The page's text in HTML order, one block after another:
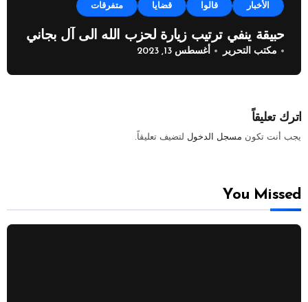
الأخبار قالوا قضايا متفرقات
حبيقة ينفي ترتيب زيارة لحزب الله الى آل بجاني
مكتب التحرير أغسطس 13, 2023
اترك تعليقاً
يجب أنت تكون مسجل الدخول لتضيف تعليقاً.
You Missed